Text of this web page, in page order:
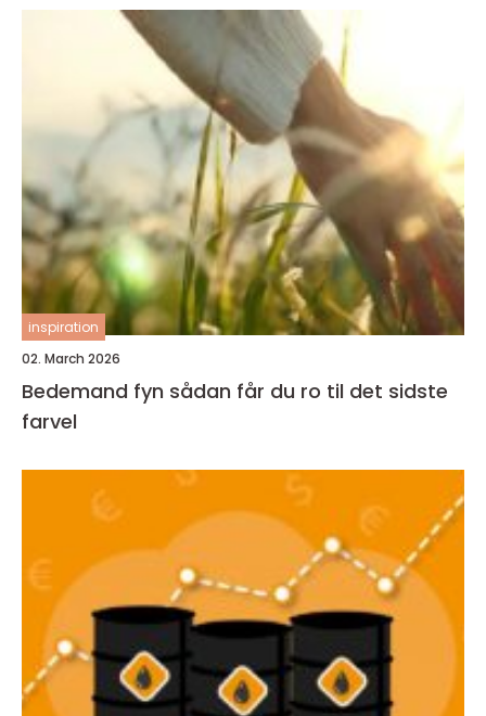
inspiration
02. March 2026
Bedemand fyn sådan får du ro til det sidste
farvel